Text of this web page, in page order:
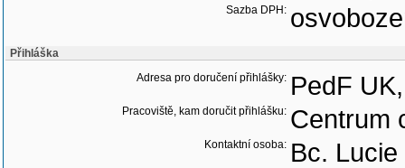
Sazba DPH:
Přihláška
Adresa pro doručení přihlášky: PedF
Pracoviště, kam doručit přihlášku: Centrum
Kontaktní osoba: Bc.